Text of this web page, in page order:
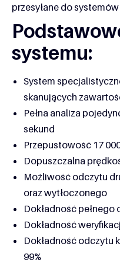
przesyłane do
systemu:
System
skanujących
Pełna analiza
sekund
Przepustowość 17
Dopuszczalna
Możliwość odczytu
oraz wytłoczonego
Dokładność
Dokładność
Dokładność odczytu
99%